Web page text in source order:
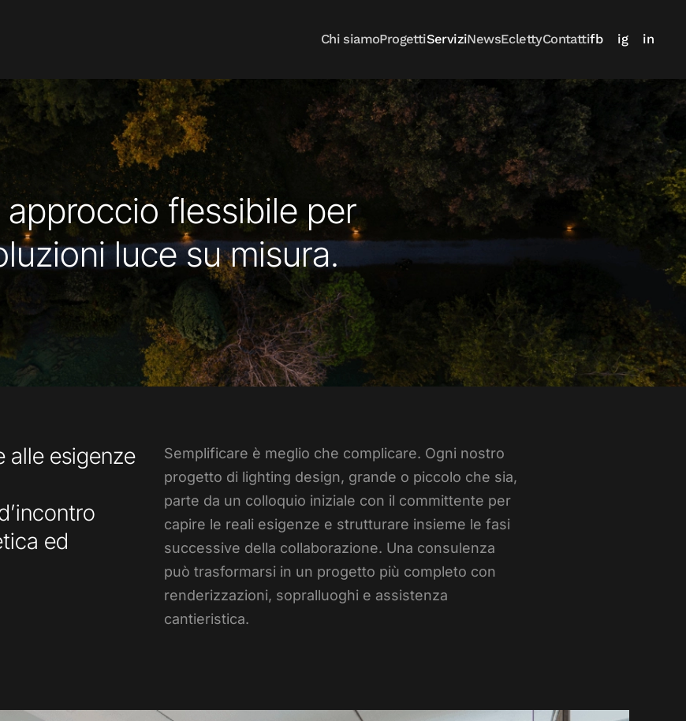
Chi siamoProgettiServiziNewsEclettyContattifb ig in
approccio flessibile per
luce su misura.
alle esigenze
ed
Semplificare è meglio che complicare. Ogni nostro
progetto di lighting design, grande o piccolo che sia,
parte da un colloquio iniziale con il committente per
capire le reali esigenze e strutturare insieme le fasi
successive della collaborazione. Una consulenza
può trasformarsi in un progetto più completo con
renderizzazioni, sopralluoghi e assistenza
cantieristica.